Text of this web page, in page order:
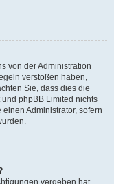
von der Administration
verstoßen haben,
Sie, dass dies die
phpBB Limited nichts
Administrator, sofern
vergeben hat,